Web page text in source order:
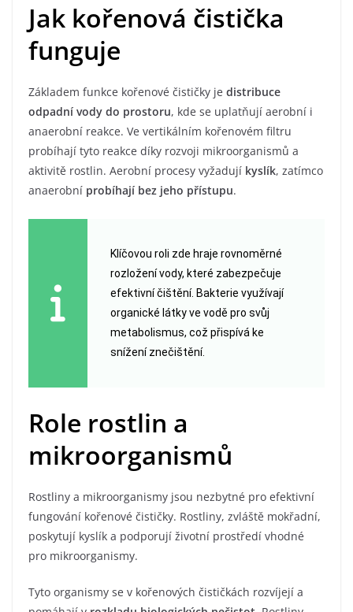
Jak kořenová čistička
funguje
Základem funkce kořenové čističky je distribuce
odpadní vody do prostoru, kde se uplatňují aerobní i
anaerobní reakce. Ve vertikálním kořenovém filtru
probíhají tyto reakce díky rozvoji mikroorganismů a
aktivitě rostlin. Aerobní procesy vyžadují kyslík, zatímco
anaerobní probíhají bez jeho přístupu.
Klíčovou roli zde hraje rovnoměrné
rozložení vody, které zabezpečuje
efektivní čištění. Bakterie využívají
organické látky ve vodě pro svůj
metabolismus, což přispívá ke
snížení znečištění.
Role rostlin a
mikroorganismů
Rostliny a mikroorganismy jsou nezbytné pro efektivní
fungování kořenové čističky. Rostliny, zvláště mokřadní,
poskytují kyslík a podporují životní prostředí vhodné
pro mikroorganismy.
Tyto organismy se v kořenových čističkách rozvíjejí a